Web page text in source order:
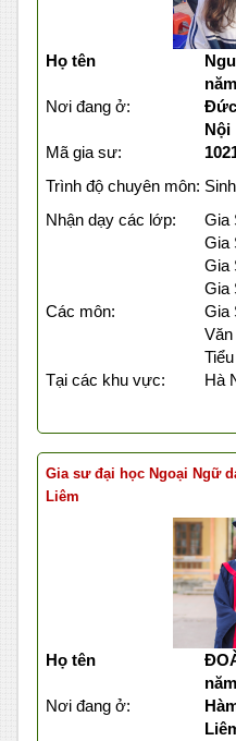
Họ tên
Nơi đang ở:
Nội
Mã gia sư:
Trình độ chuyên môn:
Nhận dạy các lớp:
Gia
Gia
Gia
Gia
Các môn:
Gia
Tại các khu vực:
Hà
Gia sư đại học Ngoại Ngữ
Liêm
Họ tên
Nơi đang ở: